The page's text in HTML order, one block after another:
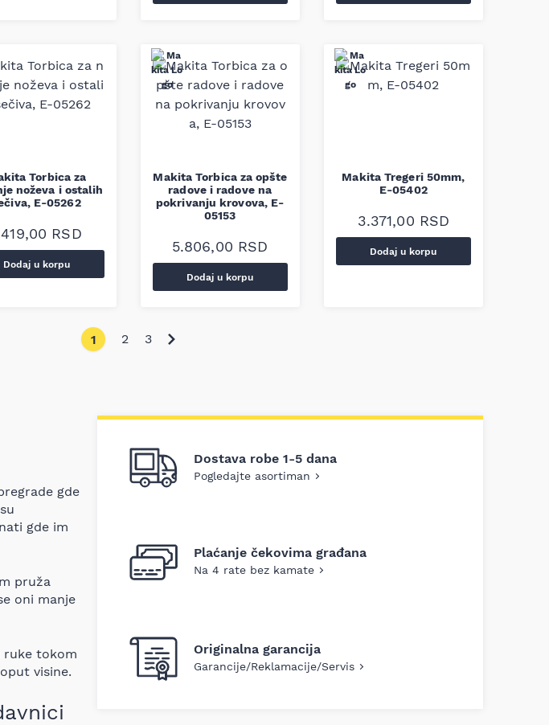
Torbica za
noževa i ostalih
E-05262
RSD
Dodaj u korpu
Makita Torbica za opšte
radove i radove na
pokrivanju krovova, E-
05153
5.806,00 RSD
Dodaj u korpu
Makita Tregeri 50mm,
E-05402
3.371,00 RSD
Dodaj u korpu
1 2 3
gde
gde im
pruža
oni manje
ruke tokom
visine.
Dostava robe 1-5 dana
Pogledajte asortiman
Plaćanje čekovima građana
Na 4 rate bez kamate
Originalna garancija
Garancije/Reklamacije/Servis